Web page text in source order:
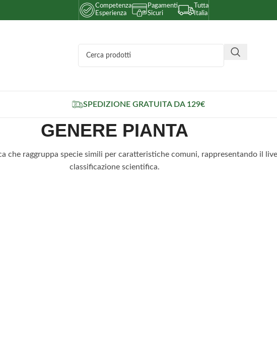
Competenza
Esperienza
Pagamenti
Sicuri
Tutta
Italia
SPEDIZIONE GRATUITA DA 129€
GENERE PIANTA
che raggruppa specie simili per caratteristiche comuni, rappresentando il
classificazione scientifica.